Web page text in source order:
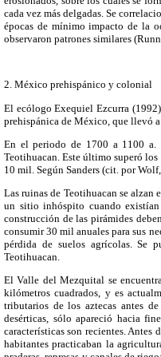
cada vez más delgadas. Se
épocas de mínimo impacto de la
observaron patrones similares
2. México prehispánico y colonial
El ecólogo Exequiel Ezcurra
prehispánica de México, que llevó
En el periodo de 1700 a 1100 a.
Teotihuacan. Este último superó
10 mil. Según Sanders (cit. por
Las ruinas de Teotihuacan se
un sitio inhóspito cuando existían
construcción de las pirámides
consumir 30 mil anuales para sus
pérdida de suelos agrícolas. Se
Teotihuacan.
El Valle del Mezquital se
kilómetros cuadrados, y es
tributarios de los aztecas antes
desérticas, sólo apareció hacia
características son recientes. Antes
habitantes practicaban la